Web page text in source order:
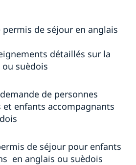
de séjour en anglais
détaillés sur la
suèdois
de personnes
enfants accompagnants
de séjour pour enfants
en anglais ou suèdois